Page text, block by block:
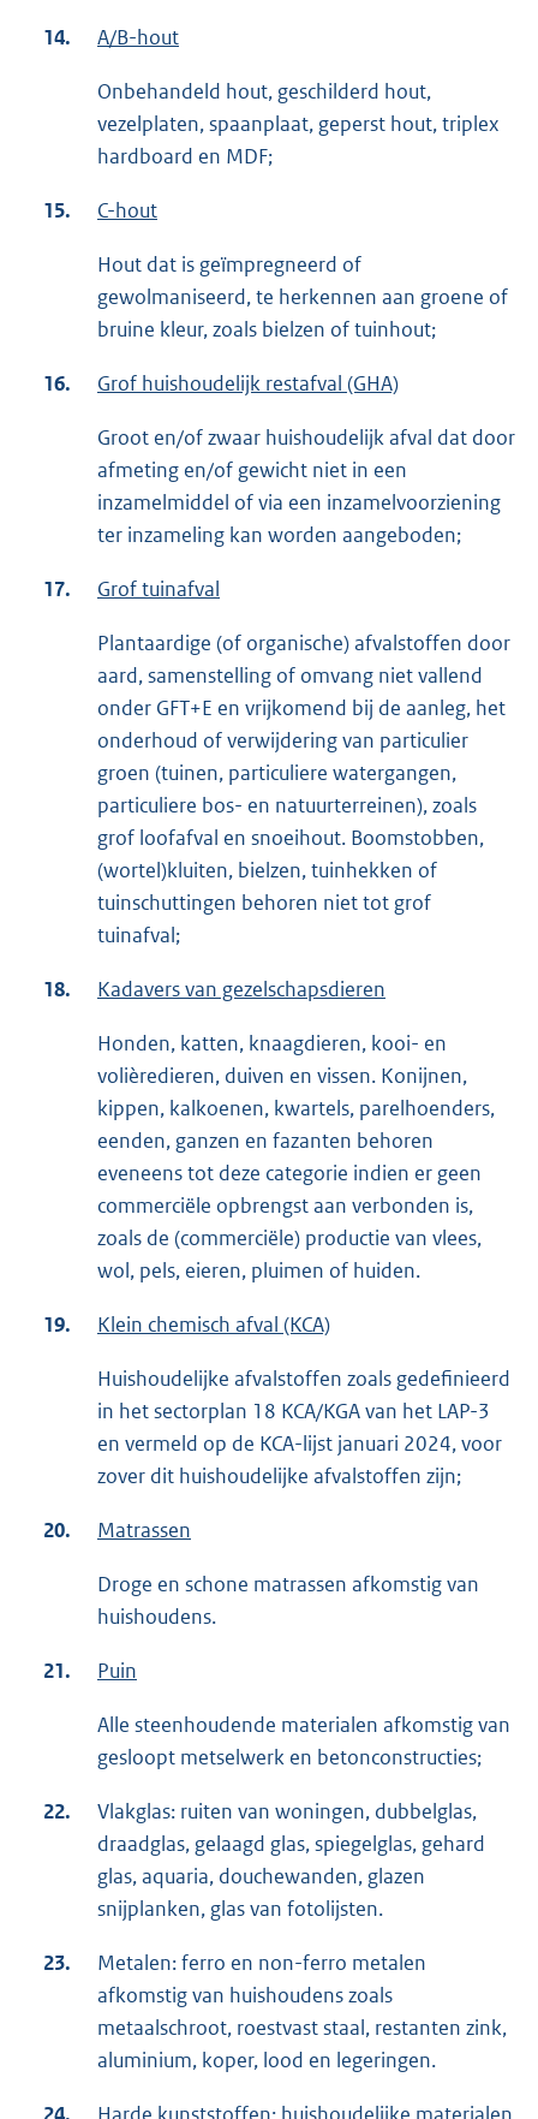
14. A/B-hout
Onbehandeld hout, geschilderd hout,
vezelplaten, spaanplaat, geperst hout, triplex
hardboard en MDF;
15. C-hout
Hout dat is geïmpregneerd of
gewolmaniseerd, te herkennen aan groene of
bruine kleur, zoals bielzen of tuinhout;
16. Grof huishoudelijk restafval (GHA)
Groot en/of zwaar huishoudelijk afval dat door
afmeting en/of gewicht niet in een
inzamelmiddel of via een inzamelvoorziening
ter inzameling kan worden aangeboden;
17. Grof tuinafval
Plantaardige (of organische) afvalstoffen door
aard, samenstelling of omvang niet vallend
onder GFT+E en vrijkomend bij de aanleg, het
onderhoud of verwijdering van particulier
groen (tuinen, particuliere watergangen,
particuliere bos- en natuurterreinen), zoals
grof loofafval en snoeihout. Boomstobben,
(wortel)kluiten, bielzen, tuinhekken of
tuinschuttingen behoren niet tot grof
tuinafval;
18. Kadavers van gezelschapsdieren
Honden, katten, knaagdieren, kooi- en
volièredieren, duiven en vissen. Konijnen,
kippen, kalkoenen, kwartels, parelhoenders,
eenden, ganzen en fazanten behoren
eveneens tot deze categorie indien er geen
commerciële opbrengst aan verbonden is,
zoals de (commerciële) productie van vlees,
wol, pels, eieren, pluimen of huiden.
19. Klein chemisch afval (KCA)
Huishoudelijke afvalstoffen zoals gedefinieerd
in het sectorplan 18 KCA/KGA van het LAP-3
en vermeld op de KCA-lijst januari 2024, voor
zover dit huishoudelijke afvalstoffen zijn;
20. Matrassen
Droge en schone matrassen afkomstig van
huishoudens.
21. Puin
Alle steenhoudende materialen afkomstig van
gesloopt metselwerk en betonconstructies;
22.
Vlakglas: ruiten van woningen, dubbelglas,
draadglas, gelaagd glas, spiegelglas, gehard
glas, aquaria, douchewanden, glazen
snijplanken, glas van fotolijsten.
23.
Metalen: ferro en non-ferro metalen
afkomstig van huishoudens zoals
metaalschroot, roestvast staal, restanten zink,
aluminium, koper, lood en legeringen.